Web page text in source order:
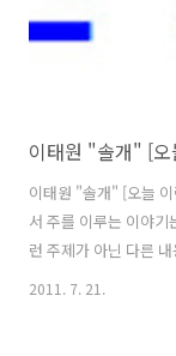
이태원 "솔개" [
이태원 "솔개" [오늘
서 주를 이루는 이야
런 주제가 아닌 다른
함까지 느끼게 됩니다.
2011. 7. 21.